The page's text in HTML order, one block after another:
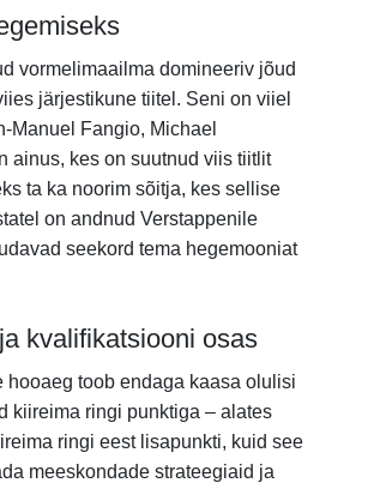
vormelimaailma domineeriv jõud
järjestikune tiitel. Seni on viiel
Manuel Fangio, Michael
ainus, kes on suutnud viis tiitlit
ta ka noorim sõitja, kes sellise
on andnud Verstappenile
seekord tema hegemooniat
kvalifikatsiooni osas
toob endaga kaasa olulisi
kiireima ringi punktiga – alates
ringi eest lisapunkti, kuid see
meeskondade strateegiaid ja